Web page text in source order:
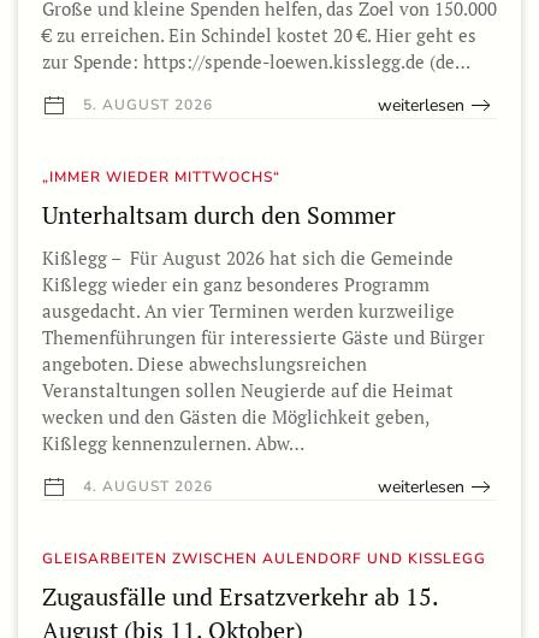
Große und kleine Spenden helfen, das Zoel von 150.000
€ zu erreichen. Ein Schindel kostet 20 €. Hier geht es
zur Spende: https://spende-loewen.kisslegg.de (de…
5. AUGUST 2026 weiterlesen
„IMMER WIEDER MITTWOCHS“
Unterhaltsam durch den Sommer
Kißlegg – Für August 2026 hat sich die Gemeinde
Kißlegg wieder ein ganz besonderes Programm
ausgedacht. An vier Terminen werden kurzweilige
Themenführungen für interessierte Gäste und Bürger
angeboten. Diese abwechslungsreichen
Veranstaltungen sollen Neugierde auf die Heimat
wecken und den Gästen die Möglichkeit geben,
Kißlegg kennenzulernen. Abw…
4. AUGUST 2026 weiterlesen
GLEISARBEITEN ZWISCHEN AULENDORF UND KISSLEGG
Zugausfälle und Ersatzverkehr ab 15.
August (bis 11. Oktober)